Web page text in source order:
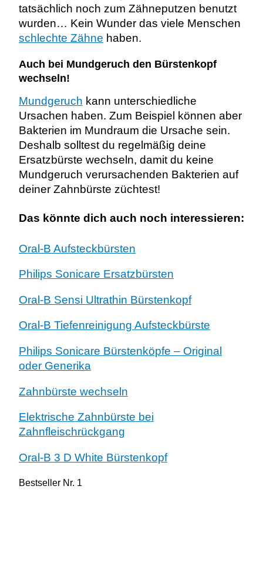
tatsächlich noch zum Zähneputzen benutzt
wurden… Kein Wunder das viele Menschen
schlechte Zähne haben.
Auch bei Mundgeruch den Bürstenkopf
wechseln!
Mundgeruch kann unterschiedliche
Ursachen haben. Zum Beispiel können aber
Bakterien im Mundraum die Ursache sein.
Deshalb solltest du regelmäßig deine
Ersatzbürste wechseln, damit du keine
Mundgeruch verursachenden Bakterien auf
deiner Zahnbürste züchtest!
Das könnte dich auch noch interessieren:
Oral-B Aufsteckbürsten
Philips Sonicare Ersatzbürsten
Oral-B Sensi Ultrathin Bürstenkopf
Oral-B Tiefenreinigung Aufsteckbürste
Philips Sonicare Bürstenköpfe – Original
oder Generika
Zahnbürste wechseln
Elektrische Zahnbürste bei
Zahnfleischrückgang
Oral-B 3 D White Bürstenkopf
Bestseller Nr. 1